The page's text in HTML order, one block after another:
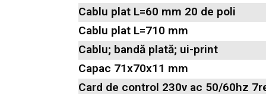
Cablu plat L=60 mm 20 de poli
Cablu plat L=710 mm
Cablu; bandă plată; ui-print
Capac 71x70x11 mm
Card de control 230v ac 50/60hz